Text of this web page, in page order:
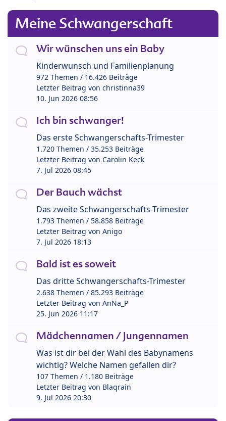
Meine Schwangerschaft
Wir wünschen uns ein Baby
Kinderwunsch und Familienplanung
972 Themen / 16.426 Beiträge
Letzter Beitrag von christinna39
10. Jun 2026 08:56
Ich bin schwanger!
Das erste Schwangerschafts-Trimester
1.720 Themen / 35.253 Beiträge
Letzter Beitrag von Carolin Keck
7. Jul 2026 08:45
Der Bauch wächst
Das zweite Schwangerschafts-Trimester
1.793 Themen / 58.858 Beiträge
Letzter Beitrag von Anigo
7. Jul 2026 18:13
Bald ist es soweit
Das dritte Schwangerschafts-Trimester
2.638 Themen / 85.293 Beiträge
Letzter Beitrag von AnNa_P
25. Jun 2026 11:17
Mädchennamen / Jungennamen
Was ist dir bei der Wahl des Babynamens
wichtig? Welche Namen gefallen dir?
107 Themen / 1.180 Beiträge
Letzter Beitrag von Blaqrain
9. Jul 2026 20:30